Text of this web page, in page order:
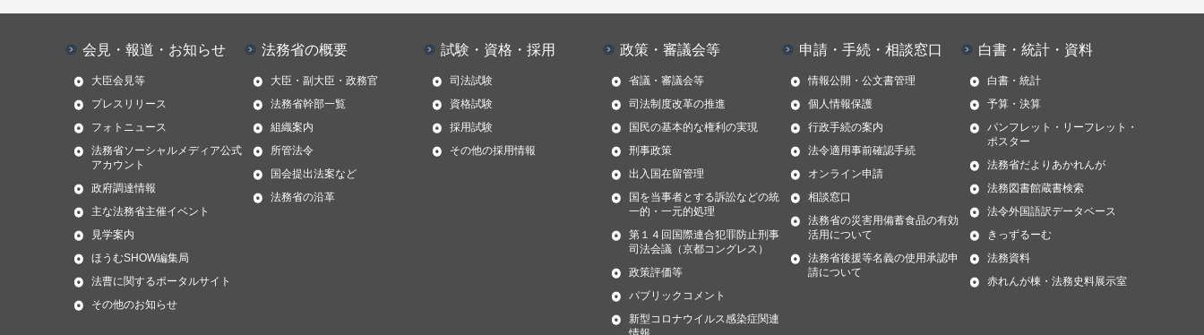
会見・報道・お知らせ
大臣会見等
プレスリリース
フォトニュース
法務省ソーシャルメディア公式
アカウント
政府調達情報
主な法務省主催イベント
見学案内
ほうむSHOW編集局
法曹に関するポータルサイト
その他のお知らせ
法務省の概要
大臣・副大臣・政務官
法務省幹部一覧
組織案内
所管法令
国会提出法案など
法務省の沿革
試験・資格・採用
司法試験
資格試験
採用試験
その他の採用情報
政策・審議会等
省議・審議会等
司法制度改革の推進
国民の基本的な権利の実現
刑事政策
出入国在留管理
国を当事者とする訴訟などの統
一的・一元的処理
第１４回国際連合犯罪防止刑事
司法会議（京都コングレス）
政策評価等
パブリックコメント
新型コロナウイルス感染症関連
申請・手続・相談窓口
情報公開・公文書管理
個人情報保護
行政手続の案内
法令適用事前確認手続
オンライン申請
相談窓口
法務省の災害用備蓄食品の有効
活用について
法務省後援等名義の使用承認申
請について
白書・統計・資料
白書・統計
予算・決算
パンフレット・リーフレット・
ポスター
法務省だよりあかれんが
法務図書館蔵書検索
法令外国語訳データベース
きっずるーむ
法務資料
赤れんが棟・法務史料展示室